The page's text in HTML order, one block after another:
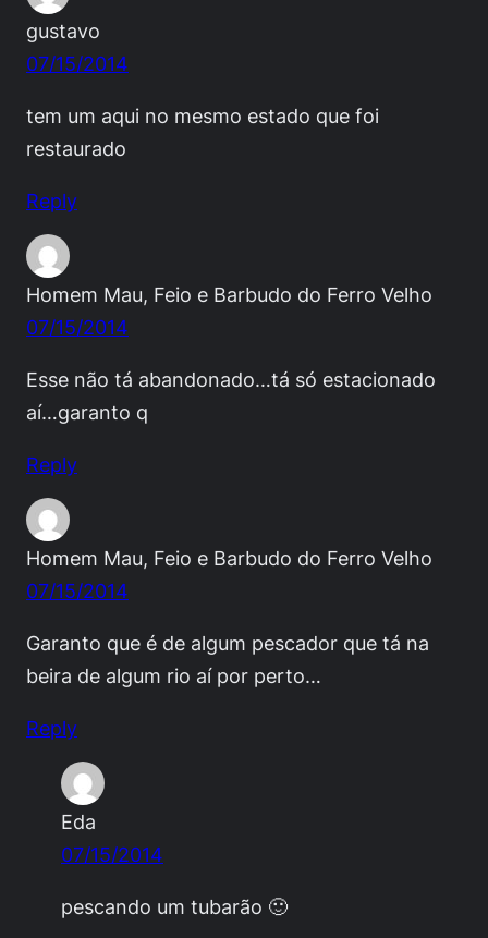
gustavo
07/15/2014
tem um aqui no mesmo estado que foi
restaurado
Reply
Homem Mau, Feio e Barbudo do Ferro Velho
07/15/2014
Esse não tá abandonado…tá só estacionado
aí…garanto q
Reply
Homem Mau, Feio e Barbudo do Ferro Velho
07/15/2014
Garanto que é de algum pescador que tá na
beira de algum rio aí por perto…
Reply
Eda
07/15/2014
pescando um tubarão 🙂